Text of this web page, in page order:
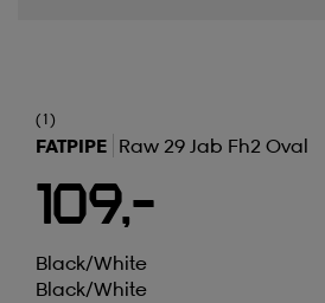
(1)
FATPIPE Raw 29 Jab Fh2 Oval
109,-
Black/white
Black/white